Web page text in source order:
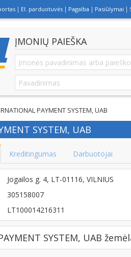
El. parduotuvės Pagalba Pasiūlymai
ĮMONIŲ PAIEŠKA
PAYMENT SYSTEM, UAB
SYSTEM, UAB
Kreditingumas Darbuotojai
Jogailos g. 4, LT-01116, VILNIUS
305158007
LT100014216311
SYSTEM, UAB